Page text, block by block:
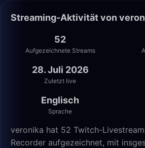
Streaming-Aktivität von
52
Aufgezeichnete Streams
28. Juli 2026
Zuletzt live
Englisch
Sprache
veronika hat 52 Twitch-
Recorder aufgezeichnet, mit